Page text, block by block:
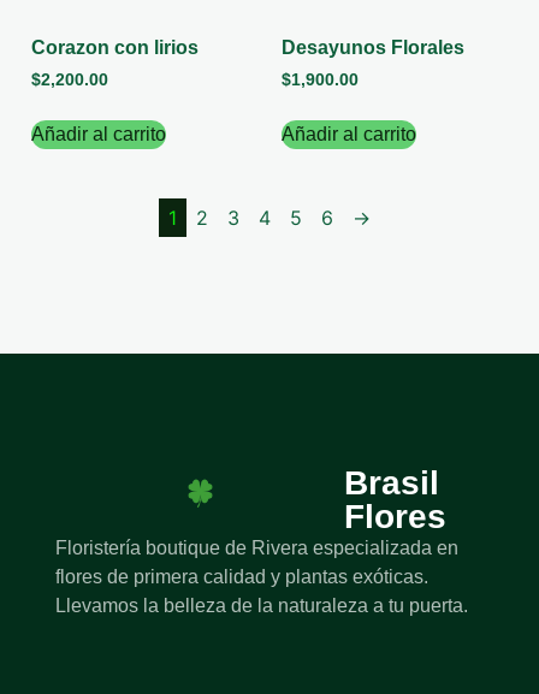
Corazon con lirios
$2,200.00
Añadir al carrito
Desayunos Florales
$1,900.00
Añadir al carrito
1 2 3 4 5 6 →
Brasil
Flores
Floristería boutique de Rivera especializada en
flores de primera calidad y plantas exóticas.
Llevamos la belleza de la naturaleza a tu puerta.